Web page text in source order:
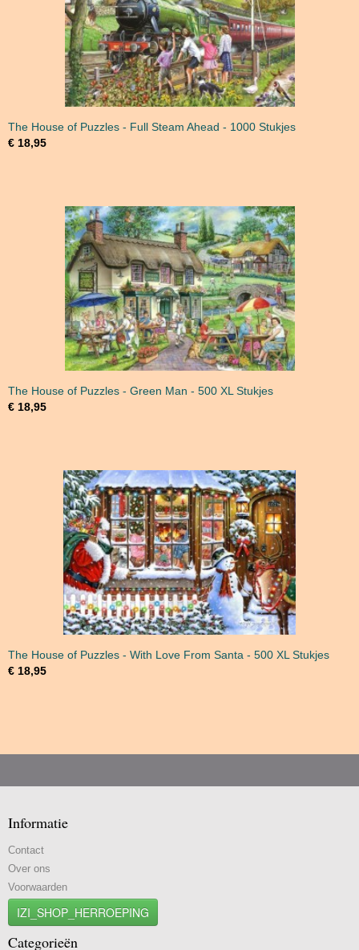
The House of Puzzles - Full Steam Ahead - 1000 Stukjes
€ 18,95
The House of Puzzles - Green Man - 500 XL Stukjes
€ 18,95
The House of Puzzles - With Love From Santa - 500 XL Stukjes
€ 18,95
Informatie
Contact
Over ons
Voorwaarden
IZI_SHOP_HERROEPING
Categorieën